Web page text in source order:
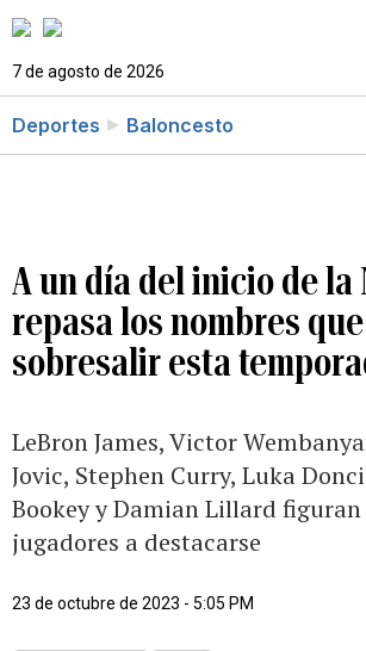
7 de agosto de 2026
Deportes Baloncesto
A un día del inicio de la
repasa los nombres
sobresalir esta
LeBron James, Victor
Jovic, Stephen Curry, Luka
Bookey y Damian Lillard
jugadores a destacarse
23 de octubre de 2023 - 5:05 PM